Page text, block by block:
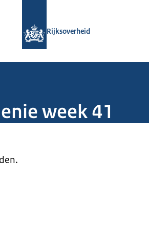
Rijksoverheid
week 41